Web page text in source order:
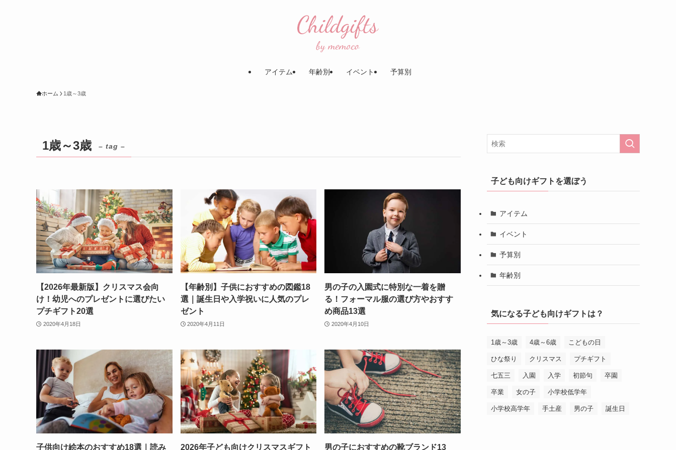
アイテム 年齢別 イベント 予算別
ホーム 1歳～3歳
1歳～3歳 – tag –
【2026年最新版】クリスマス会向
け！幼児へのプレゼントに選びたい
プチギフト20選
2020年4月18日
【年齢別】子供におすすめの図鑑18
選｜誕生日や入学祝いに人気のプレ
ゼント
2020年4月11日
男の子の入園式に特別な一着を贈
る！フォーマル服の選び方やおすす
め商品13選
2020年4月10日
子供向け絵本のおすすめ18選｜読み 2026年子ども向けクリスマスギフト 男の子におすすめの靴ブランド13
子ども向けギフトを選ぼう
アイテム
イベント
予算別
年齢別
気になる子ども向けギフトは？
1歳～3歳 4歳～6歳 こどもの日
ひな祭り クリスマス プチギフト
七五三 入園 入学 初節句 卒園
卒業 女の子 小学校低学年
小学校高学年 手土産 男の子 誕生日